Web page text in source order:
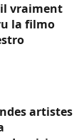
vraiment
la filmo
artistes